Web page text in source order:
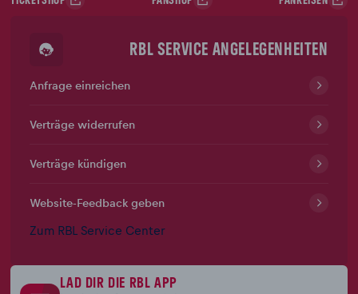
RBL SERVICE ANGELEGENHEITEN
Anfrage einreichen
Verträge widerrufen
Verträge kündigen
Website-Feedback geben
Zum RBL Service Center
LAD DIR DIE RBL APP